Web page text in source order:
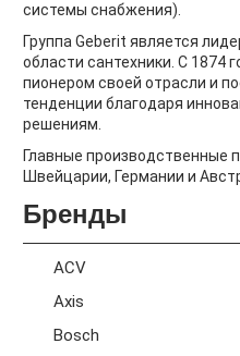
системы снабжения).
Группа Geberit является
области сантехники. С 1874
пионером своей отрасли и
тенденции благодаря
решениям.
Главные производственные
Швейцарии, Германии и
Бренды
ACV
Axis
Bosch